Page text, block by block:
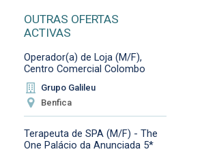
OUTRAS OFERTAS
ACTIVAS
Operador(a) de Loja (M/F),
Centro Comercial Colombo
Grupo Galileu
Benfica
Terapeuta de SPA (M/F) - The
One Palácio da Anunciada 5*